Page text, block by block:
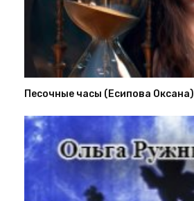
Песочные часы (Есипова Оксана)